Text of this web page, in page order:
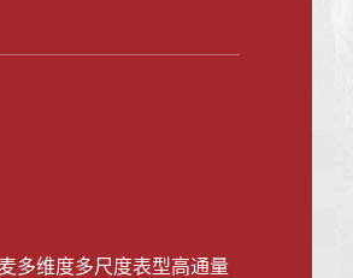
多维度多尺度表型高通量